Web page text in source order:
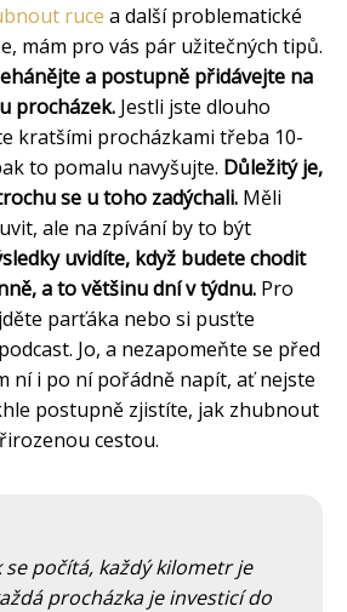
ruce a další problematické
mám pro vás pár užitečných tipů.
a postupně přidávejte na
procházek. Jestli jste dlouho
kratšími procházkami třeba 10-
to pomalu navyšujte. Důležitý je,
se u toho zadýchali. Měli
ale na zpívání by to být
uvidíte, když budete chodit
a to většinu dní v týdnu. Pro
parťáka nebo si pusťte
Jo, a nezapomeňte se před
ní i po ní pořádně napít, ať nejste
postupně zjistíte, jak zhubnout
cestou.
se počítá, každý kilometr je
procházka je investicí do